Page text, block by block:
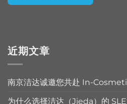
近期文章
南京洁达诚邀您共赴 In-
为什么选择洁达（Jieda）的